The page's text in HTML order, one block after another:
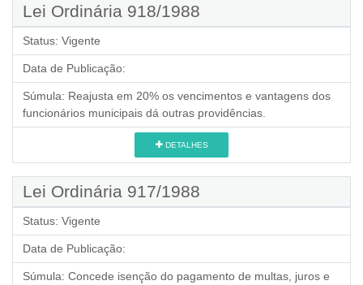
Lei Ordinária 918/1988
Status: Vigente
Data de Publicação:
Súmula: Reajusta em 20% os vencimentos e vantagens dos
funcionários municipais dá outras providências.
DETALHES
Lei Ordinária 917/1988
Status: Vigente
Data de Publicação:
Súmula: Concede isenção do pagamento de multas, juros e